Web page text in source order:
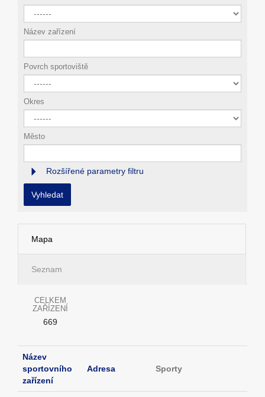
Název zařízení
Povrch sportoviště
Okres
Město
Rozšířené parametry filtru
Vyhledat
Mapa
Seznam
CELKEM
ZAŘÍZENÍ
669
Název
sportovního
zařízení
Adresa Sporty